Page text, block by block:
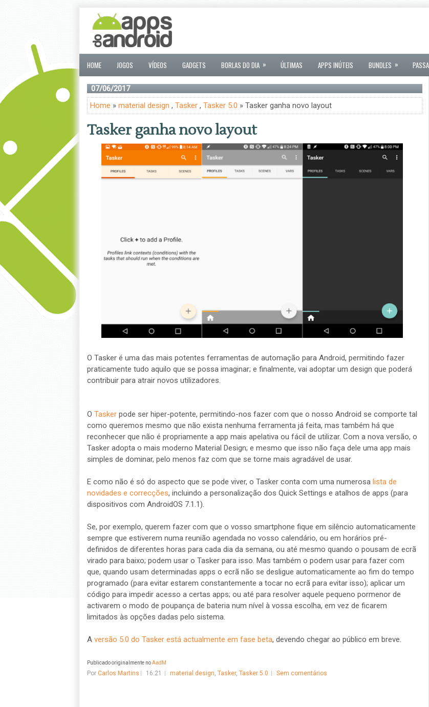
HOME JOGOS VÍDEOS GADGETS BORLAS DO DIA » ÚLTIMAS APPS INÚTEIS BUNDLES »
07/06/2017
Home » material design , Tasker, Tasker 5.0 » Tasker ganha novo layout
Tasker ganha novo layout
O Tasker é uma das mais potentes ferramentas de automação para Android, permitindo fazer
praticamente tudo aquilo que se possa imaginar; e finalmente, vai adoptar um design que poderá
contribuir para atrair novos utilizadores.
O Taskerpode ser hiper-potente, permitindo-nos fazer com que o nosso Android se comporte tal
como queremos mesmo que não exista nenhuma ferramenta já feita, mas também há que
reconhecer que não é propriamente a app mais apelativa ou fácil de utilizar. Com a nova versão, o
Tasker adopta o mais moderno Material Design; e mesmo que isso não faça dele uma app mais
simples de dominar, pelo menos faz com que se torne mais agradável de usar.
E como não é só do aspecto que se pode viver, o Tasker conta com uma numerosa lista de
novidades e correcções, incluindo a personalização dos Quick Settings e atalhos de apps (para
dispositivos com AndroidOS 7.1.1).
Se, por exemplo, querem fazer com que o vosso smartphone fique em silêncio automaticamente
sempre que estiverem numa reunião agendada no vosso calendário, ou em horários pré-
definidos de diferentes horas para cada dia da semana, ou até mesmo quando o pousam de ecrã
virado para baixo; podem usar o Tasker para isso. Mas também o podem usar para fazer com
que, quando usam determinadas apps o ecrã não se desligue automaticamente ao fim do tempo
programado (para evitar estarem constantemente a tocar no ecrã para evitar isso); aplicar um
código para impedir acesso a certas apps; ou até para resolver aquele pequeno pormenor de
activarem o modo de poupança de bateria num nível à vossa escolha, em vez de ficarem
limitados às opções dadas pelo sistema.
A versão 5.0 do Tasker está actualmente em fase beta, devendo chegar ao público em breve.
Publicado originalmente noAadM
Por Carlos Martins 16:21 material design, Tasker, Tasker 5.0 Sem comentários